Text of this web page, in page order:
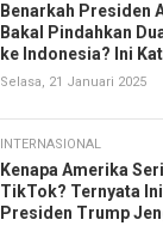
Benarkah Presiden
Bakal Pindahkan
ke Indonesia? Ini
Selasa, 21 Januari 2025
INTERNASIONAL
Kenapa Amerika
TikTok? Ternyata
Presiden Trump